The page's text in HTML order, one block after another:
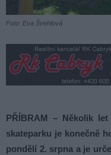
Foto: Eva Švehlová
PŘÍBRAM – Několik
skateparku je konečně
pondělí 2. srpna a je